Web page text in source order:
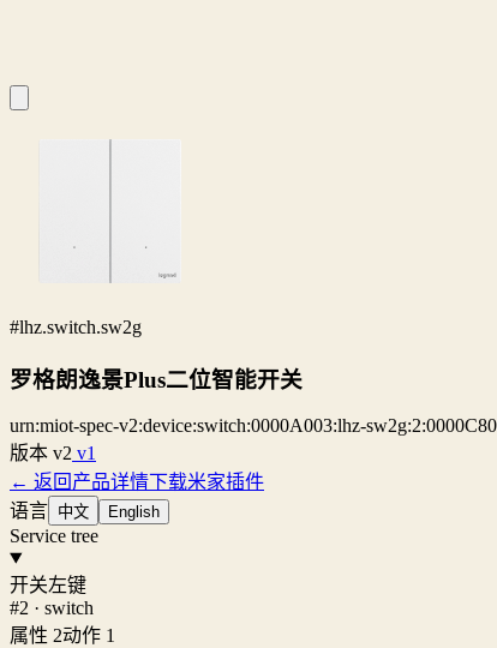
#lhz.switch.sw2g
罗格朗逸景Plus二位智能开关
urn:miot-spec-v2:device:switch:0000A003:lhz-
版本 v2 v1
← 返回产品详情下载米家插件
语言 中文 English
Service tree
开关左键
#2 · switch
属性 2动作 1